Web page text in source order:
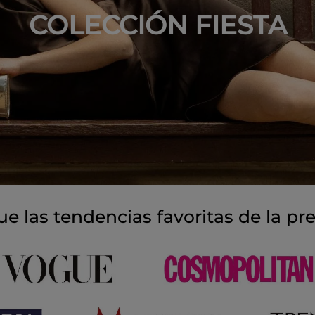
COLECCIÓN FIESTA
las tendencias favoritas de la